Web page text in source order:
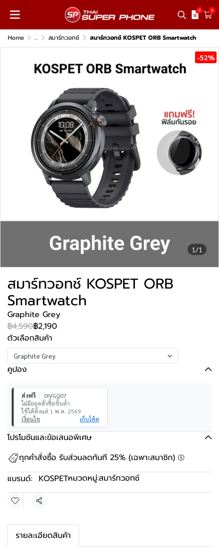
0 0
Home ... สมาร์ทวอทช์ สมาร์ทวอทช์ KOSPET ORB Smartwatch
1/1
-52%
สมาร์ทวอทช์ KOSPET ORB
Smartwatch
Graphite Grey
฿4,590฿2,190
ตัวเลือกสินค้า
Graphite Grey
คูปอง
ส่งฟรี
0IVGQ07
ไม่มียอดสั่งซื้อขั้นต่ำ
ใช้ได้ตั้งแต่ 1 พ.ค. 2569
เงื่อนไข
เก็บโค้ด
โปรโมชันและข้อเสนอพิเศษ
ทุกคำสั่งซื้อ รับส่วนลดทันที 25% (เฉพาะสมาชิก)
แบรนด์: KOSPETหมวดหมู่:สมาร์ทวอทช์
แชร์
รายละเอียดสินค้า